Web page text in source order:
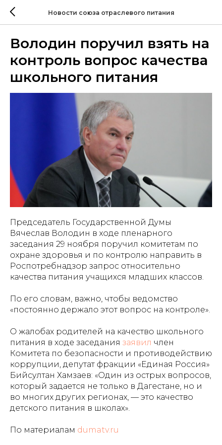
Новости союза отраслевого питания
Володин поручил взять на
контроль вопрос качества
школьного питания
Председатель Государственной Думы
Вячеслав Володин в ходе пленарного
заседания 29 ноября поручил комитетам по
охране здоровья и по контролю направить в
Роспотребнадзор запрос относительно
качества питания учащихся младших классов.
По его словам, важно, чтобы ведомство
«постоянно держало этот вопрос на контроле».
О жалобах родителей на качество школьного
питания в ходе заседания заявил член
Комитета по безопасности и противодействию
коррупции, депутат фракции «Единая Россия»
Бийсултан Хамзаев: «Один из острых вопросов,
который задается не только в Дагестане, но и
во многих других регионах, — это качество
детского питания в школах».
По материалам dumatv.ru